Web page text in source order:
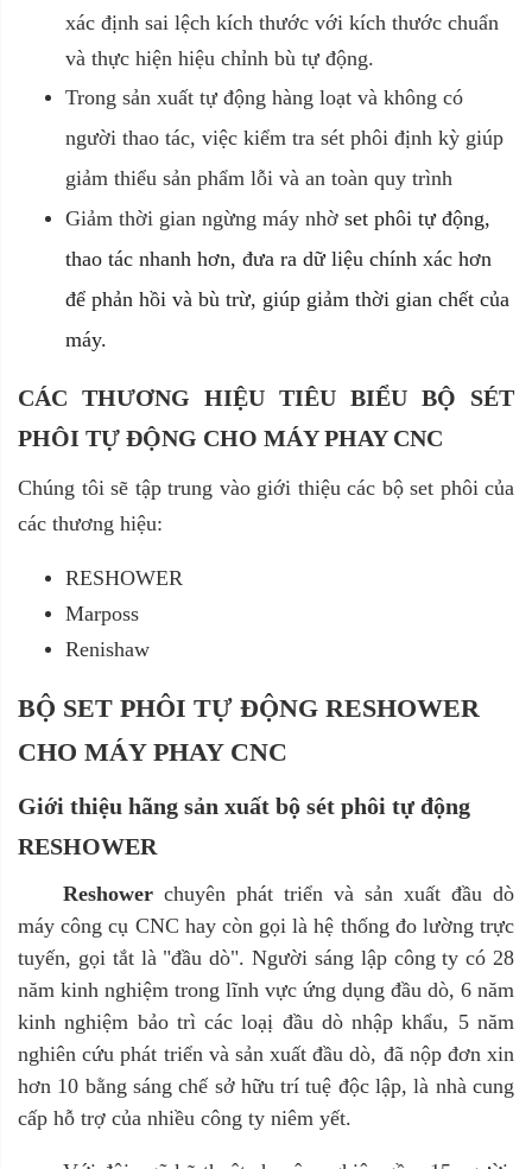
xác định sai lệch kích thước với kích thước chuẩn
và thực hiện hiệu chỉnh bù tự động.
Trong sản xuất tự động hàng loạt và không có
người thao tác, việc kiểm tra sét phôi định kỳ giúp
giảm thiểu sản phẩm lỗi và an toàn quy trình
Giảm thời gian ngừng máy nhờ set phôi tự động,
thao tác nhanh hơn, đưa ra dữ liệu chính xác hơn
để phản hồi và bù trừ, giúp giảm thời gian chết của
máy.
CÁC THƯƠNG HIỆU TIÊU BIỂU BỘ SÉT
PHÔI TỰ ĐỘNG CHO MÁY PHAY CNC
Chúng tôi sẽ tập trung vào giới thiệu các bộ set phôi của
các thương hiệu:
RESHOWER
Marposs
Renishaw
BỘ SET PHÔI TỰ ĐỘNG RESHOWER
CHO MÁY PHAY CNC
Giới thiệu hãng sản xuất bộ sét phôi tự động
RESHOWER
Reshowerchuyên phát triển và sản xuất đầu dò
máy công cụ CNC hay còn gọi là hệ thống đo lường trực
tuyến, gọi tắt là "đầu dò". Người sáng lập công ty có 28
năm kinh nghiệm trong lĩnh vực ứng dụng đầu dò, 6 năm
kinh nghiệm bảo trì các loạị đầu dò nhập khẩu, 5 năm
nghiên cứu phát triển và sản xuất đầu dò, đã nộp đơn xin
hơn 10 bằng sáng chế sở hữu trí tuệ độc lập, là nhà cung
cấp hỗ trợ của nhiều công ty niêm yết.